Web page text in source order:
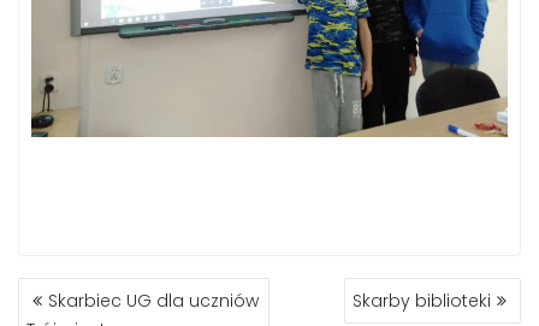
NAWIGACJA
WPISU
Skarbiec UG dla uczniów
Skarby biblioteki